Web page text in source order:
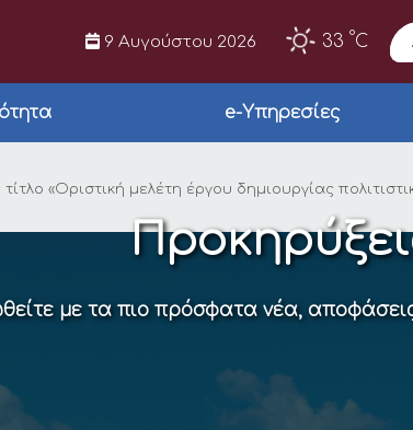
9 Αυγούστου 2026 33 °C
e-Υπηρεσίες
σύμβασης
«Οριστική μελέτη έργου δημιουργίας
με τα πιο πρόσφατα νέα,